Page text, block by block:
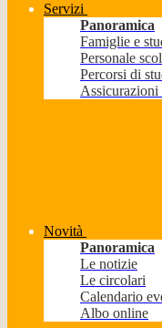
Servizi
Panoramica
Famiglie e
Personale
Percorsi di
Novità
Panoramica
Le notizie
Le circolari
Calendario
Albo online